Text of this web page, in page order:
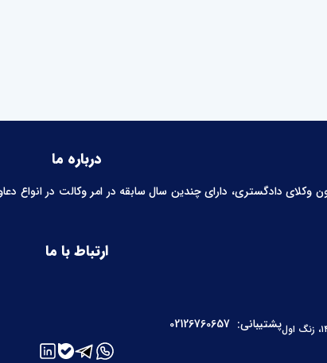
درباره ما
دادگستری، دارای چندین سال سابقه در امر وکالت در انواع
ارتباط با ما
پشتیبانی: 02126760657